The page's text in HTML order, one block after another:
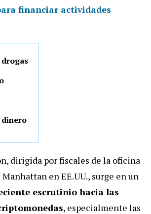
financiar actividades
dinero
dirigida por fiscales de la oficina
Manhattan en EE.UU., surge en un
escrutinio hacia las
, especialmente las